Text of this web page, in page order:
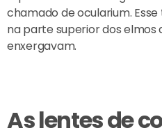
chamado de ocularium.
na parte superior dos elmos
enxergavam.
As lentes de